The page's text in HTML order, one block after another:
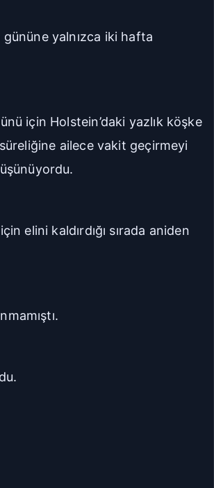
gününe yalnızca iki hafta
için Holstein’daki yazlık köşke
ailece vakit geçirmeyi
elini kaldırdığı sırada aniden